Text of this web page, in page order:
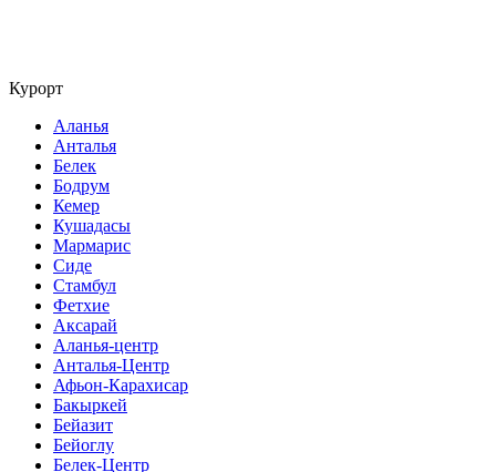
Курорт
Аланья
Анталья
Белек
Бодрум
Кемер
Кушадасы
Мармарис
Сиде
Стамбул
Фетхие
Аксарай
Аланья-центр
Анталья-Центр
Афьон-Карахисар
Бакыркей
Бейазит
Бейоглу
Белек-Центр